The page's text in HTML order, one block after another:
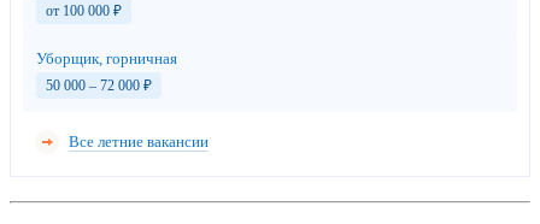
от 100 000 ₽
Уборщик, горничная
50 000 – 72 000 ₽
Все летние вакансии